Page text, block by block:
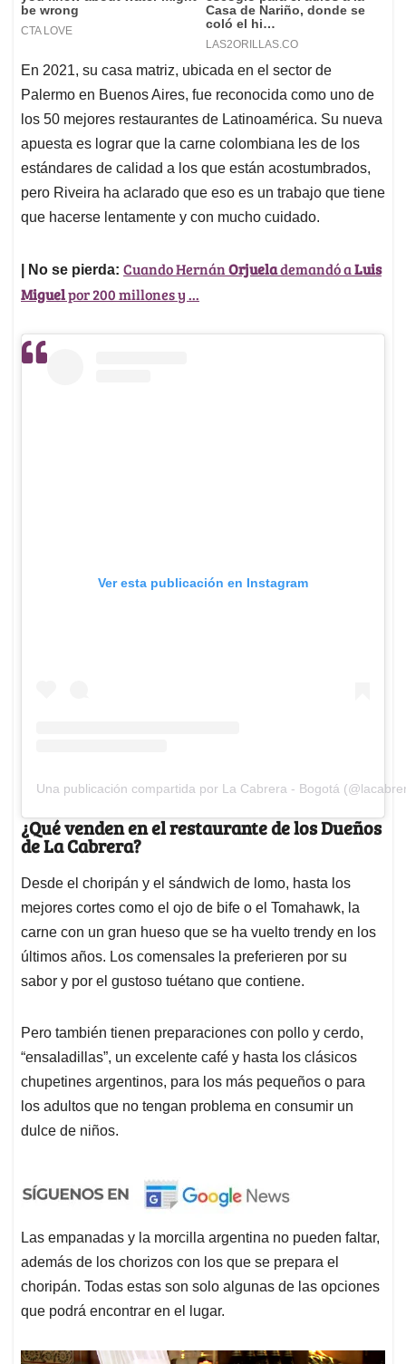
En 2021, su casa matriz, ubicada en el sector de
Palermo en Buenos Aires, fue reconocida como uno de
los 50 mejores restaurantes de Latinoamérica. Su nueva
apuesta es lograr que la carne colombiana les de los
estándares de calidad a los que están acostumbrados,
pero Riveira ha aclarado que eso es un trabajo que tiene
que hacerse lentamente y con mucho cuidado.
| No se pierda: Cuando HernánOrjuelademandó aLuis
Miguelpor 200 millones y ...
Ver esta publicación en Instagram
Una publicación compartida por La Cabrera - Bogotá
¿Qué venden en el restaurante de los Dueños
de La Cabrera?
Desde el choripán y el sándwich de lomo, hasta los
mejores cortes como el ojo de bife o el Tomahawk, la
carne con un gran hueso que se ha vuelto trendy en los
últimos años. Los comensales la preferieren por su
sabor y por el gustoso tuétano que contiene.
Pero también tienen preparaciones con pollo y cerdo,
“ensaladillas”, un excelente café y hasta los clásicos
chupetines argentinos, para los más pequeños o para
los adultos que no tengan problema en consumir un
dulce de niños.
Las empanadas y la morcilla argentina no pueden faltar,
además de los chorizos con los que se prepara el
choripán. Todas estas son solo algunas de las opciones
que podrá encontrar en el lugar.